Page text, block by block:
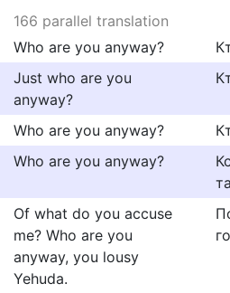
166 parallel translation
Who are you anyway?
Just who are you
anyway?
Who are you anyway?
Who are you anyway?
Of what do you accuse
me? Who are you
anyway, you lousy
Yehuda.